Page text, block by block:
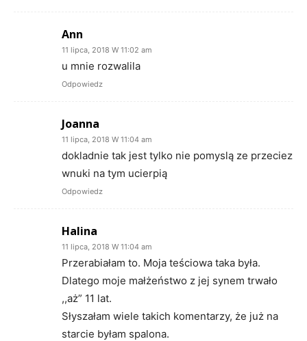
Ann
11 lipca, 2018 W 11:02 am
u mnie rozwalila
Odpowiedz
Joanna
11 lipca, 2018 W 11:04 am
dokladnie tak jest tylko nie pomyslą ze przeciez
wnuki na tym ucierpią
Odpowiedz
Halina
11 lipca, 2018 W 11:04 am
Przerabiałam to. Moja teściowa taka była.
Dlatego moje małżeństwo z jej synem trwało
,,aż” 11 lat.
Słyszałam wiele takich komentarzy, że już na
starcie byłam spalona.